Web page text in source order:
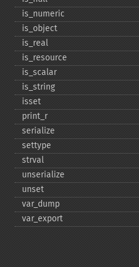
is_​numeric
is_​object
is_​real
is_​resource
is_​scalar
is_​string
isset
print_​r
serialize
settype
strval
unserialize
unset
var_​dump
var_​export